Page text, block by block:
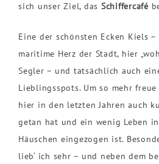
sich unser Ziel, das Schiffercafé
Eine der schönsten Ecken Kiels
maritime Herz der Stadt, hier
Segler – und tatsächlich auch
Lieblingsspots. Um so mehr
hier in den letzten Jahren auch
getan hat und ein wenig Leben
Häuschen eingezogen ist.
lieb‘ ich sehr – und neben dem